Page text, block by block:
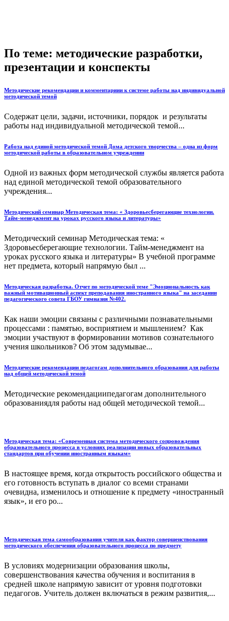
По теме: методические разработки,
презентации и конспекты
Методические рекомендации и комментариии к системе работы над индивидуальной
методической темой
Содержат цели, задачи, источники, порядок и результаты
работы над индивидуальной методической темой...
Работа над единой методической темой Дома детского творчества – одна из форм
методической работы в образовательном учреждении
Одной из важных форм методической службы является работа
над единой методической темой образовательного
учреждения...
Методический семинар Методическая тема: « Здоровьесберегающие технологии.
Тайм-менеджмент на уроках русского языка и литературы»
Методический семинар Методическая тема: «
Здоровьесберегающие технологии. Тайм-менеджмент на
уроках русского языка и литературы» В учебной программе
нет предмета, который напрямую был ...
Методическая разработка. Отчет по методической теме "Эмоциональность как
важный мотивационный аспект преподавания иностранного языка" на заседании
педагогического совета ГБОУ гимназия №402.
Как наши эмоции связаны с различными познавательными
процессами : памятью, восприятием и мышлением? Как
эмоции участвуют в формировании мотивов сознательного
учения школьников? Об этом задумывае...
Методические рекомендации педагогам дополнительного образования для работы
над общей методической темой
Методические рекомендациипедагогам дополнительного
образованиядля работы над общей методической темой...
Методическая тема: «Современная система методического сопровождения
образовательного процесса в условиях реализации новых образовательных
стандартов при обучении иностранным языкам»
В настоящее время, когда открытость российского общества и
его готовность вступать в диалог со всеми странами
очевидна, изменилось и отношение к предмету «иностранный
язык», и его ро...
Методическая тема самообразования учителя как фактор совершенствования
методического обеспечения образовательного процесса по предмету
В условиях модернизации образования школы,
совершенствования качества обучения и воспитания в
средней школе напрямую зависит от уровня подготовки
педагогов. Учитель должен включаться в режим развития,...